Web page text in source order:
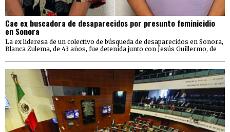
Cae ex buscadora de desaparecidos por presunto feminicidio
en Sonora
La ex lideresa de un colectivo de búsqueda de desaparecidos en Sonora,
Blanca Zulema, de 43 años, fue detenida junto con Jesús Guillermo, de